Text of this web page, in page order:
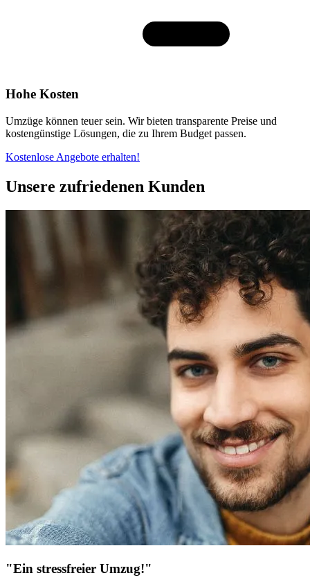
Hohe Kosten
Umzüge können teuer sein. Wir bieten transparente Preise und
kostengünstige Lösungen, die zu Ihrem Budget passen.
Kostenlose Angebote erhalten!
Unsere zufriedenen Kunden
"Ein stressfreier Umzug!"